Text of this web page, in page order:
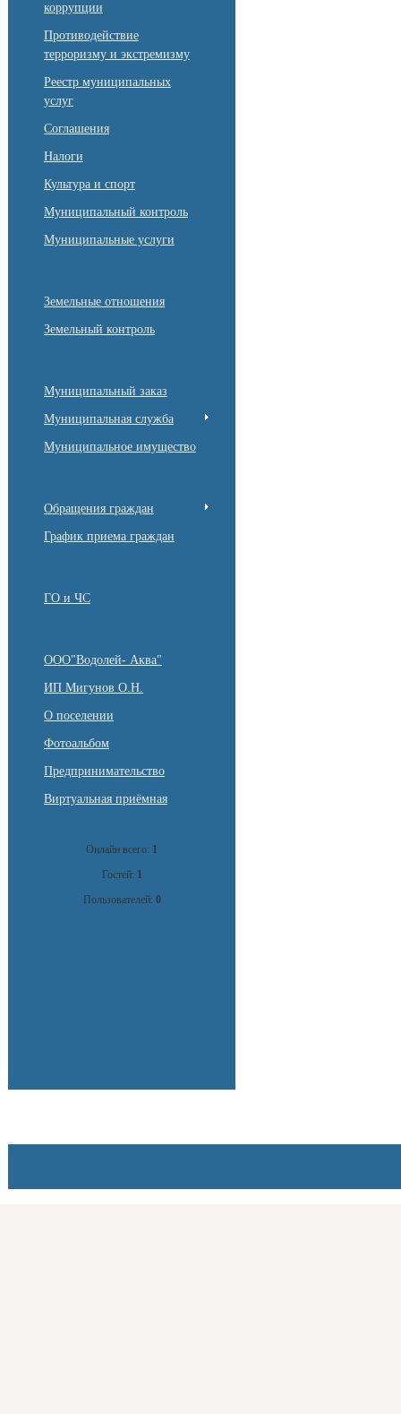
коррупции
Противодействие
терроризму и экстремизму
Реестр муниципальных
услуг
Соглашения
Налоги
Культура и спорт
Муниципальный контроль
Муниципальные услуги
Земельные отношения
Земельный контроль
Муниципальный заказ
Муниципальная служба
Муниципальное имущество
Обращения граждан
График приема граждан
ГО и ЧС
ООО"Водолей- Аква"
ИП Мигунов О.Н.
О поселении
Фотоальбом
Предпринимательство
Виртуальная приёмная
Онлайн всего: 1
Гостей: 1
Пользователей: 0